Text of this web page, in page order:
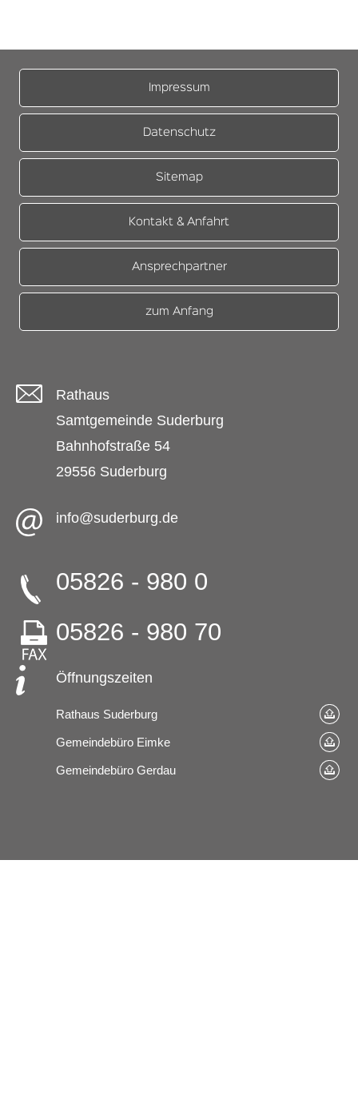
Impressum
Datenschutz
Sitemap
Kontakt & Anfahrt
Ansprechpartner
zum Anfang
Rathaus
Samtgemeinde Suderburg
Bahnhofstraße 54
29556 Suderburg
info@suderburg.de
05826 - 980 0
05826 - 980 70
Öffnungszeiten
Rathaus Suderburg
Gemeindebüro Eimke
Gemeindebüro Gerdau